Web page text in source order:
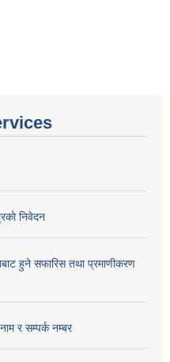
निवेदन
हुने सफारिस तथा प्रमाणीकरण
र सम्पर्क नम्बर